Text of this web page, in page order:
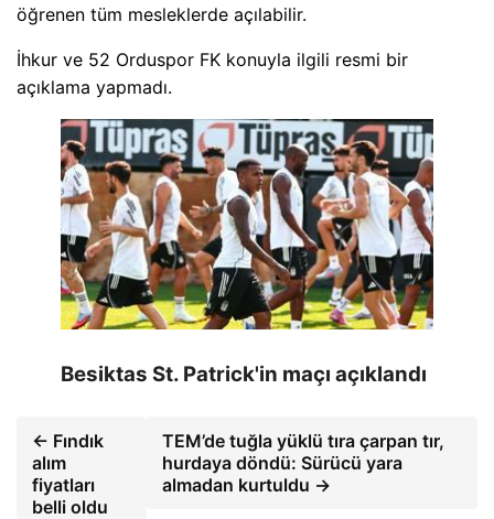
öğrenen tüm mesleklerde açılabilir.
İhkur ve 52 Orduspor FK konuyla ilgili resmi bir
açıklama yapmadı.
Besiktas St. Patrick'in maçı açıklandı
← Fındık
alım
fiyatları
belli oldu
TEM’de tuğla yüklü tıra çarpan tır,
hurdaya döndü: Sürücü yara
almadan kurtuldu →